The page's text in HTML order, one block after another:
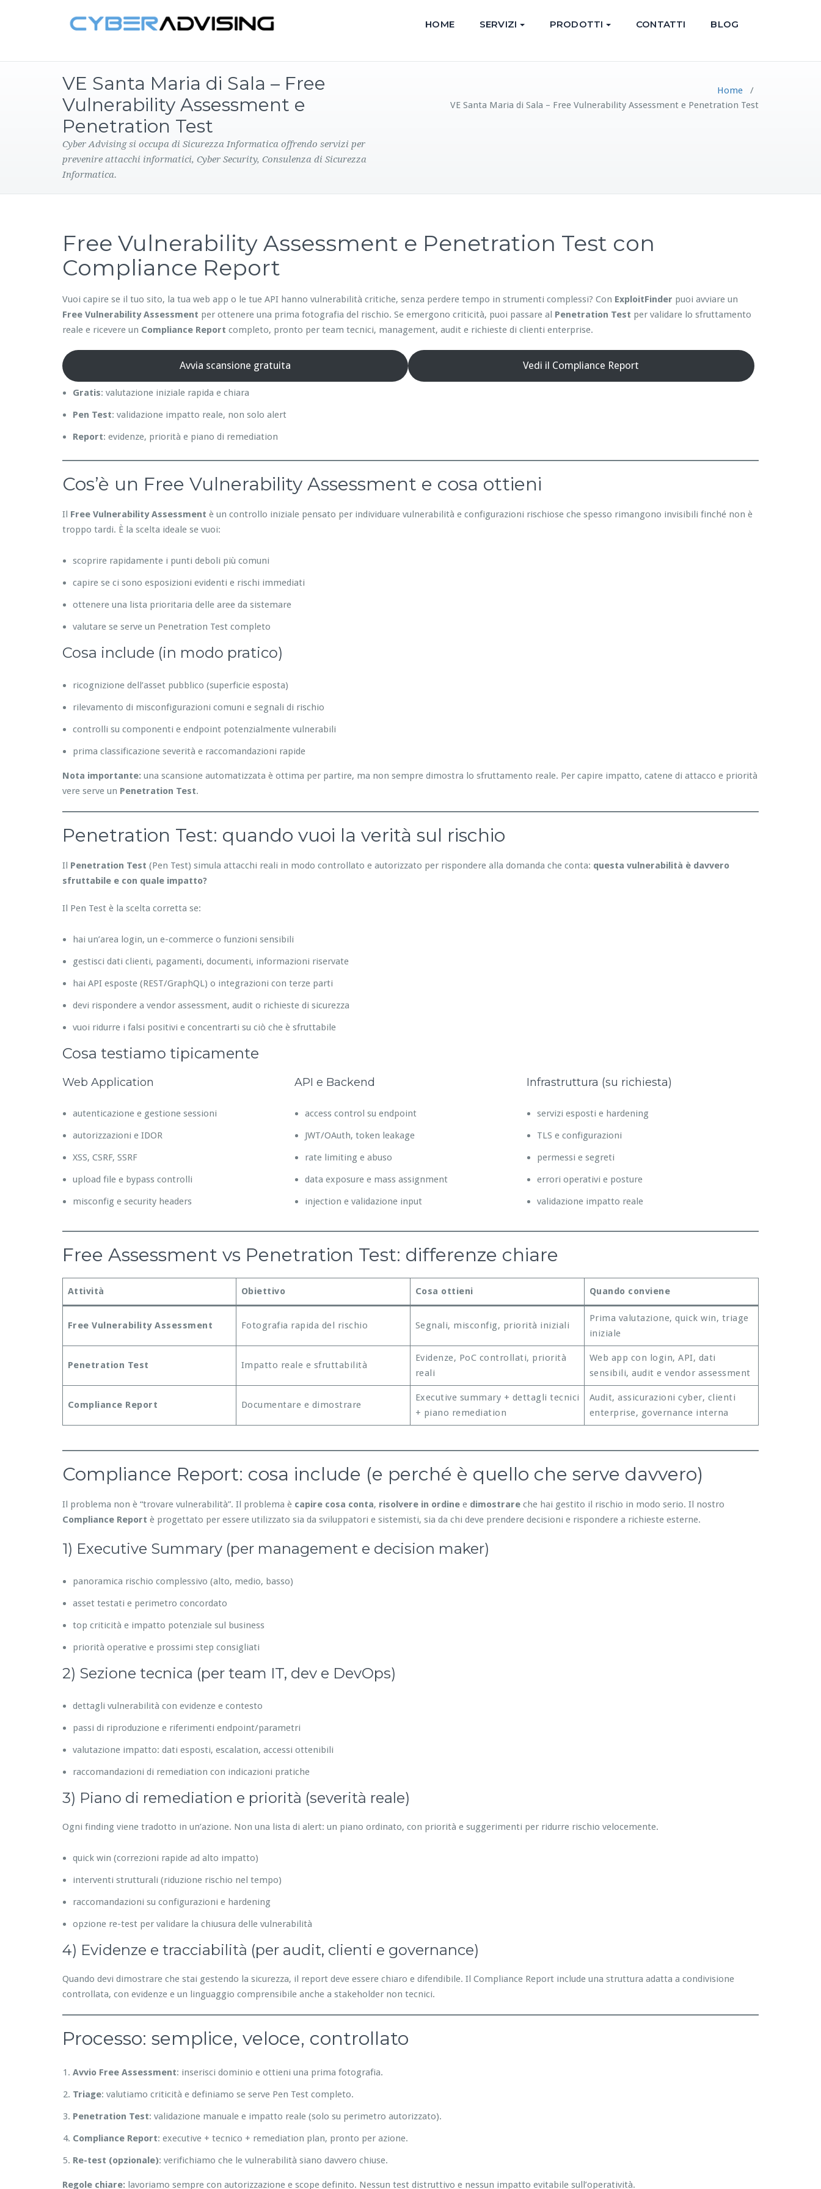
HOME SERVIZI PRODOTTI CONTATTI BLOG
VE Santa Maria di Sala – Free
Vulnerability Assessment e
Penetration Test
Cyber Advising si occupa di Sicurezza Informatica offrendo servizi per
prevenire attacchi informatici, Cyber Security, Consulenza di Sicurezza
Informatica.
Home /
VE Santa Maria di Sala – Free Vulnerability Assessment e Penetration Test
Free Vulnerability Assessment e Penetration Test con
Compliance Report
Vuoi capire se il tuo sito, la tua web app o le tue API hanno vulnerabilità critiche, senza perdere tempo in strumenti complessi? Con ExploitFinder puoi avviare un
Free Vulnerability Assessment per ottenere una prima fotografia del rischio. Se emergono criticità, puoi passare al Penetration Test per validare lo sfruttamento
reale e ricevere un Compliance Report completo, pronto per team tecnici, management, audit e richieste di clienti enterprise.
Avvia scansione gratuita Vedi il Compliance Report
Gratis: valutazione iniziale rapida e chiara
Pen Test: validazione impatto reale, non solo alert
Report: evidenze, priorità e piano di remediation
Cos’è un Free Vulnerability Assessment e cosa ottieni
Il Free Vulnerability Assessment è un controllo iniziale pensato per individuare vulnerabilità e configurazioni rischiose che spesso rimangono invisibili finché non è
troppo tardi. È la scelta ideale se vuoi:
scoprire rapidamente i punti deboli più comuni
capire se ci sono esposizioni evidenti e rischi immediati
ottenere una lista prioritaria delle aree da sistemare
valutare se serve un Penetration Test completo
Cosa include (in modo pratico)
ricognizione dell’asset pubblico (superficie esposta)
rilevamento di misconfigurazioni comuni e segnali di rischio
controlli su componenti e endpoint potenzialmente vulnerabili
prima classificazione severità e raccomandazioni rapide
Nota importante: una scansione automatizzata è ottima per partire, ma non sempre dimostra lo sfruttamento reale. Per capire impatto, catene di attacco e priorità
vere serve un Penetration Test.
Penetration Test: quando vuoi la verità sul rischio
Il Penetration Test (Pen Test) simula attacchi reali in modo controllato e autorizzato per rispondere alla domanda che conta: questa vulnerabilità è davvero
sfruttabile e con quale impatto?
Il Pen Test è la scelta corretta se:
hai un’area login, un e-commerce o funzioni sensibili
gestisci dati clienti, pagamenti, documenti, informazioni riservate
hai API esposte (REST/GraphQL) o integrazioni con terze parti
devi rispondere a vendor assessment, audit o richieste di sicurezza
vuoi ridurre i falsi positivi e concentrarti su ciò che è sfruttabile
Cosa testiamo tipicamente
Web Application
autenticazione e gestione sessioni
autorizzazioni e IDOR
XSS, CSRF, SSRF
upload file e bypass controlli
misconfig e security headers
API e Backend
access control su endpoint
JWT/OAuth, token leakage
rate limiting e abuso
data exposure e mass assignment
injection e validazione input
Infrastruttura (su richiesta)
servizi esposti e hardening
TLS e configurazioni
permessi e segreti
errori operativi e posture
validazione impatto reale
Free Assessment vs Penetration Test: differenze chiare
Attività Obiettivo Cosa ottieni Quando conviene
Free Vulnerability Assessment Fotografia rapida del rischio Segnali, misconfig, priorità iniziali
Prima valutazione, quick win, triage
iniziale
Penetration Test Impatto reale e sfruttabilità
Evidenze, PoC controllati, priorità
reali
Web app con login, API, dati
sensibili, audit e vendor assessment
Compliance Report Documentare e dimostrare
Executive summary + dettagli tecnici
+ piano remediation
Audit, assicurazioni cyber, clienti
enterprise, governance interna
Compliance Report: cosa include (e perché è quello che serve davvero)
Il problema non è “trovare vulnerabilità”. Il problema è capire cosa conta, risolvere in ordine e dimostrare che hai gestito il rischio in modo serio. Il nostro
Compliance Report è progettato per essere utilizzato sia da sviluppatori e sistemisti, sia da chi deve prendere decisioni e rispondere a richieste esterne.
1) Executive Summary (per management e decision maker)
panoramica rischio complessivo (alto, medio, basso)
asset testati e perimetro concordato
top criticità e impatto potenziale sul business
priorità operative e prossimi step consigliati
2) Sezione tecnica (per team IT, dev e DevOps)
dettagli vulnerabilità con evidenze e contesto
passi di riproduzione e riferimenti endpoint/parametri
valutazione impatto: dati esposti, escalation, accessi ottenibili
raccomandazioni di remediation con indicazioni pratiche
3) Piano di remediation e priorità (severità reale)
Ogni finding viene tradotto in un’azione. Non una lista di alert: un piano ordinato, con priorità e suggerimenti per ridurre rischio velocemente.
quick win (correzioni rapide ad alto impatto)
interventi strutturali (riduzione rischio nel tempo)
raccomandazioni su configurazioni e hardening
opzione re-test per validare la chiusura delle vulnerabilità
4) Evidenze e tracciabilità (per audit, clienti e governance)
Quando devi dimostrare che stai gestendo la sicurezza, il report deve essere chiaro e difendibile. Il Compliance Report include una struttura adatta a condivisione
controllata, con evidenze e un linguaggio comprensibile anche a stakeholder non tecnici.
Processo: semplice, veloce, controllato
Avvio Free Assessment: inserisci dominio e ottieni una prima fotografia.
Triage: valutiamo criticità e definiamo se serve Pen Test completo.
Penetration Test: validazione manuale e impatto reale (solo su perimetro autorizzato).
Compliance Report: executive + tecnico + remediation plan, pronto per azione.
Re-test (opzionale): verifichiamo che le vulnerabilità siano davvero chiuse.
Regole chiare: lavoriamo sempre con autorizzazione e scope definito. Nessun test distruttivo e nessun impatto evitabile sull’operatività.